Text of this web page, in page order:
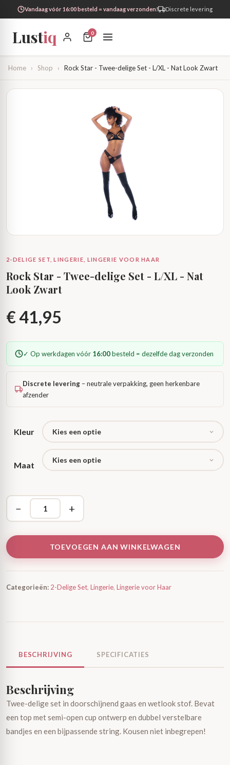
Vandaag vóór 16:00 besteld = vandaag verzonden! Discrete levering
Lustiq 0
Home › Shop › Rock Star - Twee-delige Set - L/XL - Nat Look Zwart
2-DELIGE SET, LINGERIE, LINGERIE VOOR HAAR
Rock Star - Twee-delige Set - L/XL - Nat
Look Zwart
€41,95
✓ Op werkdagen vóór 16:00besteld = dezelfde dag verzonden
Discrete levering – neutrale verpakking, geen herkenbare
afzender
Kleur
Maat
− +
TOEVOEGEN AAN WINKELWAGEN
Categorieën: 2-Delige Set, Lingerie, Lingerie voor Haar
BESCHRIJVING SPECIFICATIES
Beschrijving
Twee-delige set in doorschijnend gaas en wetlook stof. Bevat
een top met semi-open cup ontwerp en dubbel verstelbare
bandjes en een bijpassende string. Kousen niet inbegrepen!